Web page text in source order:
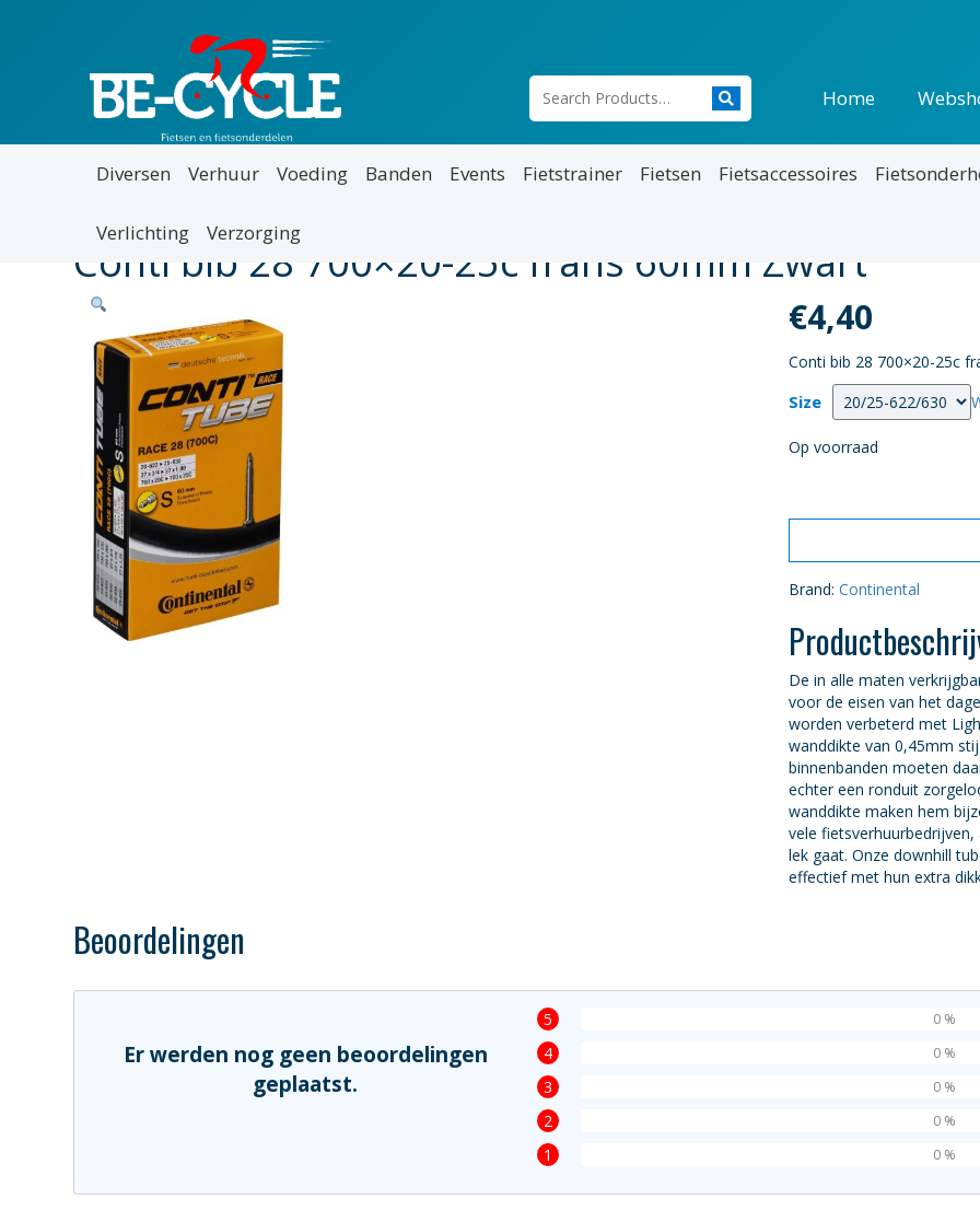
Home
Diversen Verhuur Voeding Banden Events Fietstrainer Fietsen Fietsaccessoires
Verlichting Verzorging
Conti bib 28 700×20-25c frans 60mm Zwart
€4,40
Conti bib 28 700×20-25c
Size
Op voorraad
Brand:Continental
De in alle maten
voor de eisen van het
worden verbeterd met
wanddikte van 0,45mm
binnenbanden moeten
echter een ronduit
wanddikte maken hem
vele
lek gaat. Onze downhill
effectief met hun extra
Beoordelingen
Er werden nog geen beoordelingen
geplaatst.
5 0 %
4 0 %
3 0 %
2 0 %
1 0 %